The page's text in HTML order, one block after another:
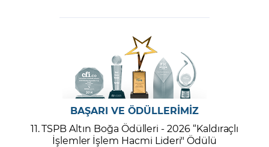
BAŞARI VE ÖDÜLLERİMİZ
11. TSPB Altın Boğa Ödülleri - 2026 “Kaldıraçlı
İşlemler İşlem Hacmi Lideri" Ödülü